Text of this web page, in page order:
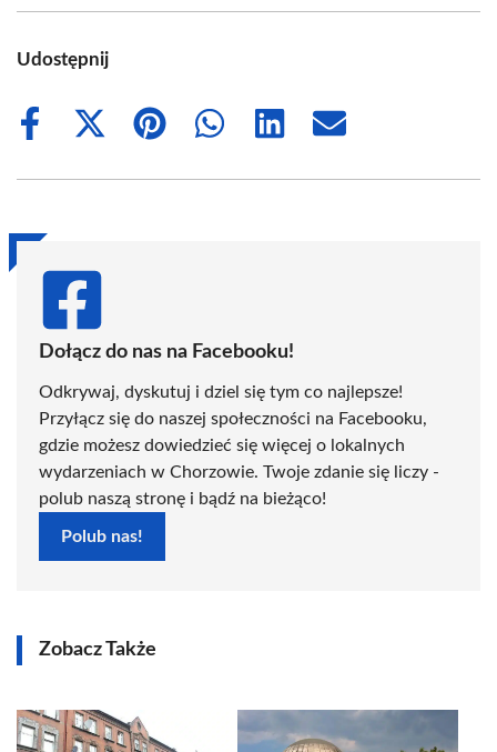
Udostępnij
Share
Share
(Twitter)
Share
Share
Share
Share
Dołącz do nas na Facebooku!
Odkrywaj, dyskutuj i dziel się tym co najlepsze!
Przyłącz się do naszej społeczności na Facebooku,
gdzie możesz dowiedzieć się więcej o lokalnych
wydarzeniach w Chorzowie. Twoje zdanie się liczy -
polub naszą stronę i bądź na bieżąco!
Polub nas!
Zobacz Także